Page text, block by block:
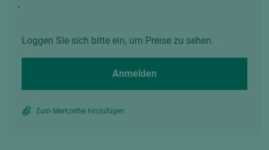
Loggen Sie sich bitte ein, um Preise zu sehen.
Anmelden
Zum Merkzettel hinzufügen